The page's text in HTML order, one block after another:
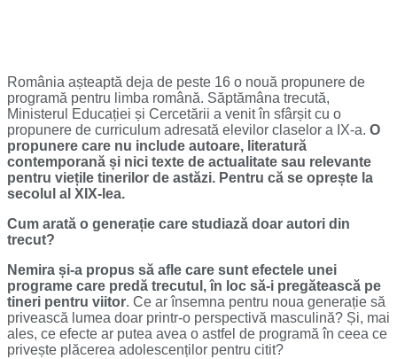
România așteaptă deja de peste 16 o nouă propunere de
programă pentru limba română. Săptămâna trecută,
Ministerul Educației și Cercetării a venit în sfârșit cu o
propunere de curriculum adresată elevilor claselor a IX-a. O
propunere care nu include autoare, literatură
contemporană și nici texte de actualitate sau relevante
pentru viețile tinerilor de astăzi. Pentru că se oprește la
secolul al XIX-lea.
Cum arată o generație care studiază doar autori din
trecut?
Nemira și-a propus să afle care sunt efectele unei
programe care predă trecutul, în loc să-i pregătească pe
tineri pentru viitor. Ce ar însemna pentru noua generație să
privească lumea doar printr-o perspectivă masculină? Și, mai
ales, ce efecte ar putea avea o astfel de programă în ceea ce
privește plăcerea adolescenților pentru citit?